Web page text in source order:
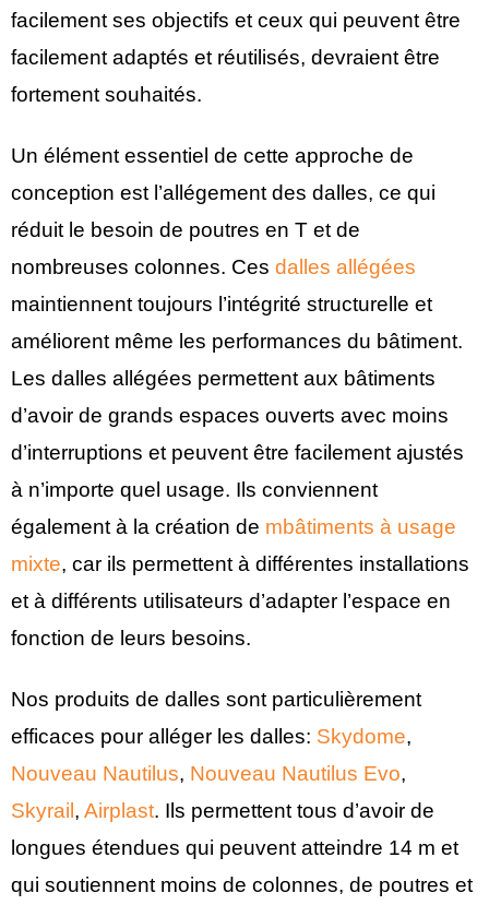
facilement ses objectifs et ceux qui peuvent être
facilement adaptés et réutilisés, devraient être
fortement souhaités.
Un élément essentiel de cette approche de
conception est l’allégement des dalles, ce qui
réduit le besoin de poutres en T et de
nombreuses colonnes. Ces dalles allégées
maintiennent toujours l’intégrité structurelle et
améliorent même les performances du bâtiment.
Les dalles allégées permettent aux bâtiments
d’avoir de grands espaces ouverts avec moins
d’interruptions et peuvent être facilement ajustés
à n’importe quel usage. Ils conviennent
également à la création de mbâtiments à usage
mixte, car ils permettent à différentes installations
et à différents utilisateurs d’adapter l’espace en
fonction de leurs besoins.
Nos produits de dalles sont particulièrement
efficaces pour alléger les dalles: Skydome,
Nouveau Nautilus, Nouveau Nautilus Evo,
Skyrail , Airplast. Ils permettent tous d’avoir de
longues étendues qui peuvent atteindre 14 m et
qui soutiennent moins de colonnes, de poutres et